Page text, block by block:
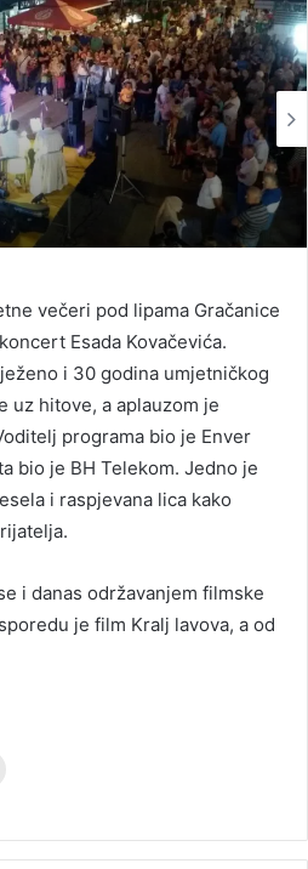
večeri pod lipama Gračanice
Esada Kovačevića.
i 30 godina umjetničkog
uz hitove, a aplauzom je
programa bio je Enver
bio je BH Telekom. Jedno je
i raspjevana lica kako
i danas održavanjem filmske
je film Kralj lavova, a od